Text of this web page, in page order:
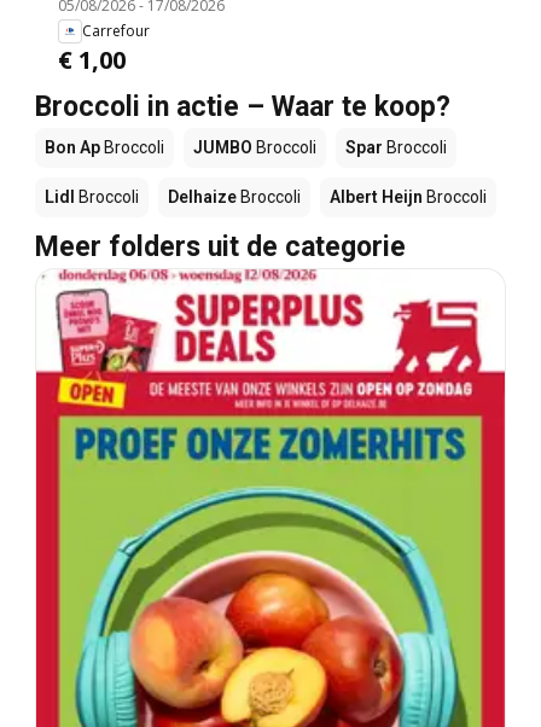
05/08/2026- 17/08/2026
Carrefour
€ 1,00
Broccoli in actie – Waar te koop?
Bon Ap Broccoli JUMBO Broccoli Spar Broccoli
Lidl Broccoli Delhaize Broccoli Albert Heijn Broccoli
Meer folders uit de categorie